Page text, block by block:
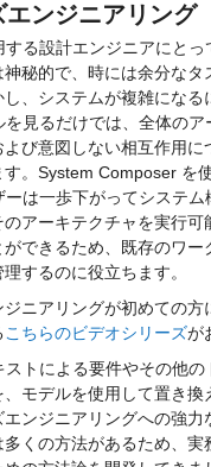
エンジニアリング
る設計エンジニアにとっ
秘的で、時には余分なタ
、システムが複雑になる
見るだけでは、全体のア
び意図しない相互作用に
。System Composer を
は一歩下がってシステム
アーキテクチャを実行可
できるため、既存のワー
するのに役立ちます。
ニアリングが初めての方
こちらのビデオシリーズが
ストによる要件やその他
モデルを使用して置き換
ンジニアリングへの強力
くの方法があるため、実